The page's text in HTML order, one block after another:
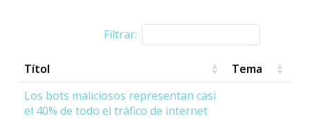
Filtrar:
Títol
Tema
Los bots maliciosos representan casi
el 40% de todo el tráfico de internet